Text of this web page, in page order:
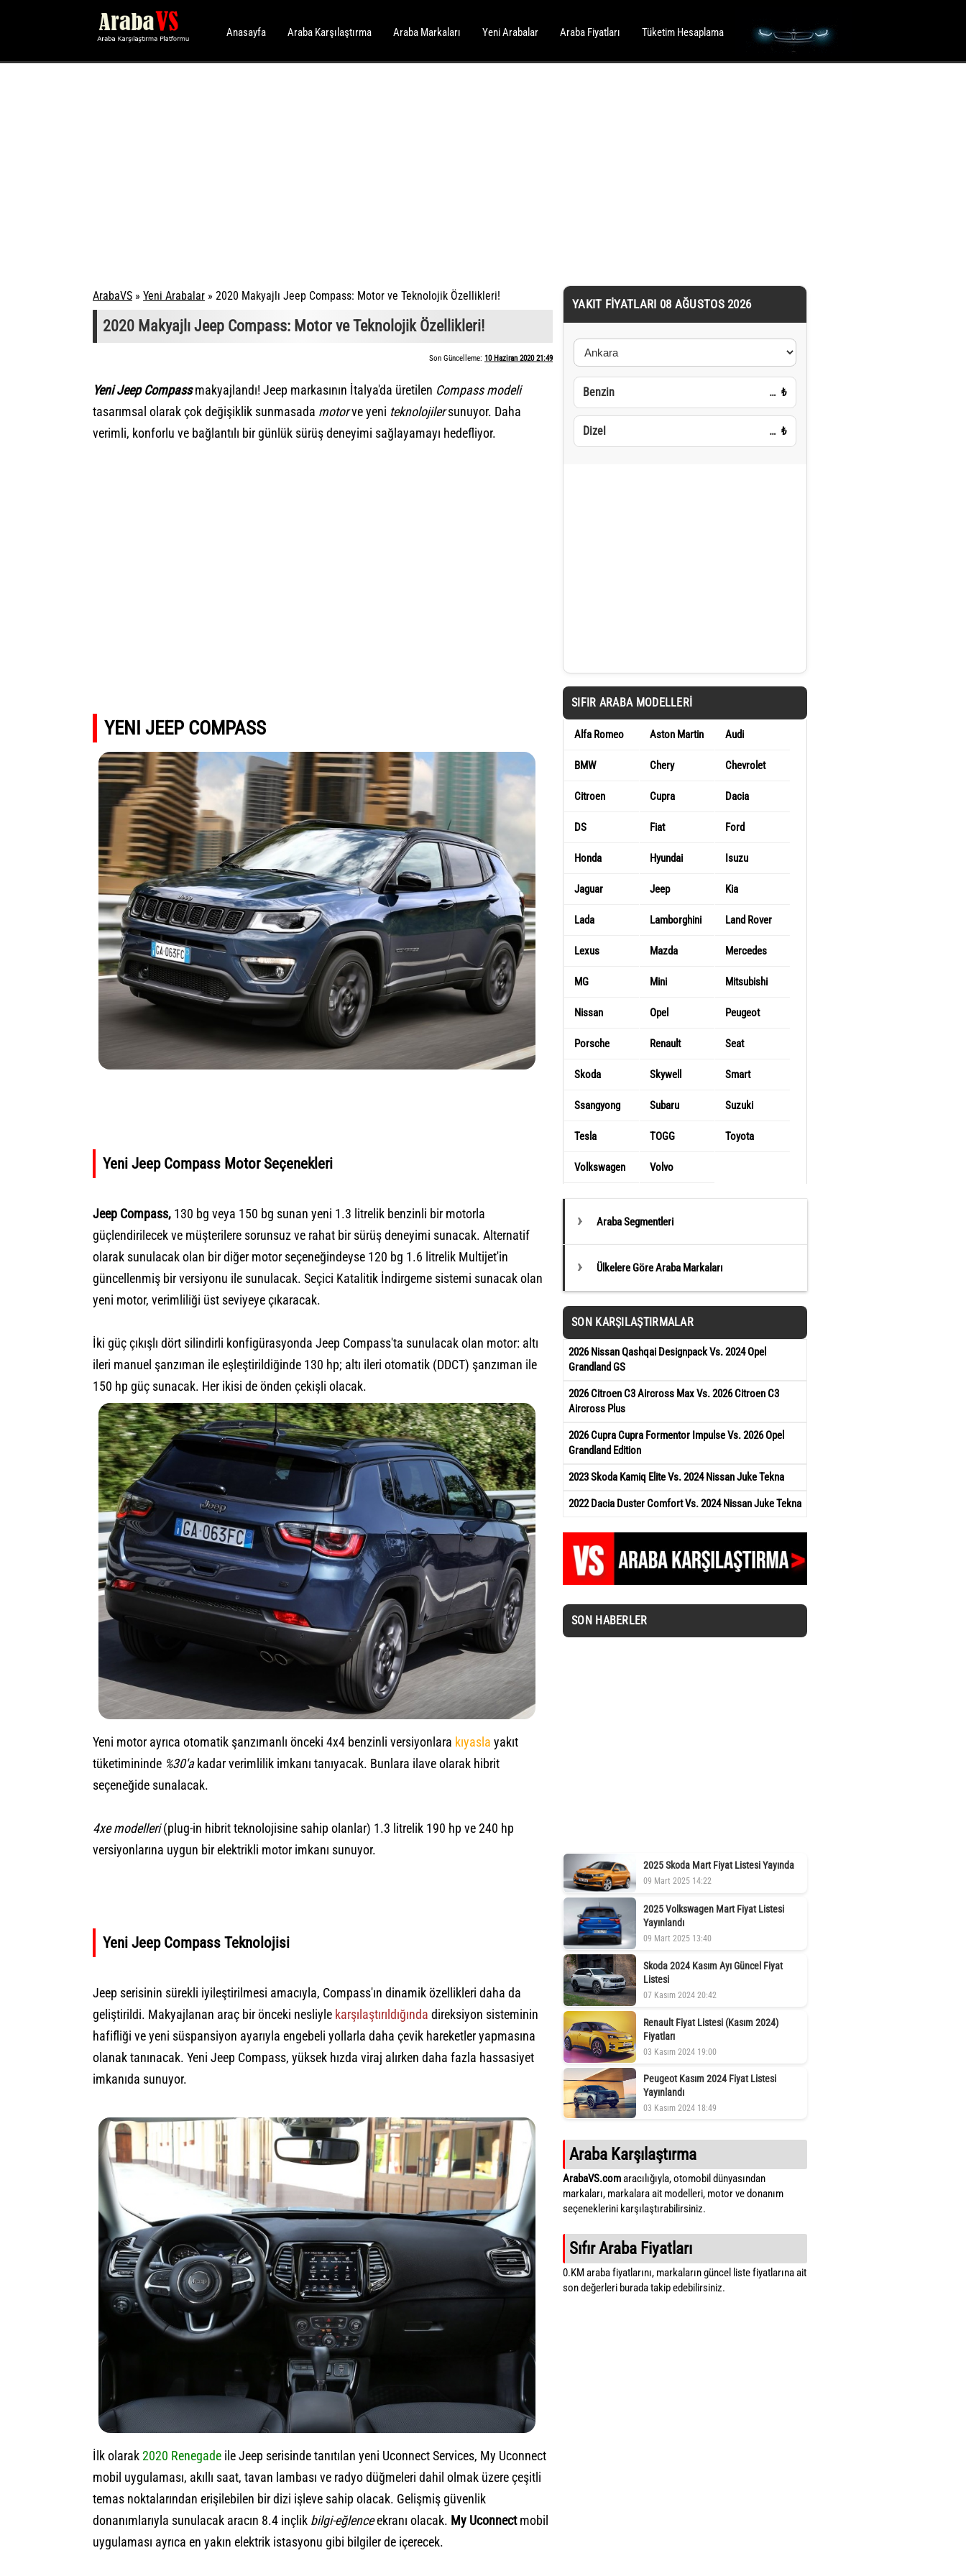
Anasayfa Araba Karşılaştırma Araba Markaları Yeni Arabalar Araba Fiyatları Tüketim Hesaplama
ArabaVS » Yeni Arabalar » 2020 Makyajlı Jeep Compass: Motor ve Teknolojik Özellikleri!
2020 Makyajlı Jeep Compass: Motor ve Teknolojik Özellikleri!
Son Güncelleme: 10 Haziran 2020 21:49
Yeni Jeep Compassmakyajlandı! Jeep markasının İtalya'da üretilen Compass modeli
tasarımsal olarak çok değişiklik sunmasada motorve yeni teknolojilersunuyor. Daha
verimli, konforlu ve bağlantılı bir günlük sürüş deneyimi sağlayamayı hedefliyor.
YENI JEEP COMPASS
Yeni Jeep Compass Motor Seçenekleri
Jeep Compass, 130 bg veya 150 bg sunan yeni 1.3 litrelik benzinli bir motorla
güçlendirilecek ve müşterilere sorunsuz ve rahat bir sürüş deneyimi sunacak. Alternatif
olarak sunulacak olan bir diğer motor seçeneğindeyse 120 bg 1.6 litrelik Multijet'in
güncellenmiş bir versiyonu ile sunulacak. Seçici Katalitik İndirgeme sistemi sunacak olan
yeni motor, verimliliği üst seviyeye çıkaracak.
İki güç çıkışlı dört silindirli konfigürasyonda Jeep Compass'ta sunulacak olan motor: altı
ileri manuel şanzıman ile eşleştirildiğinde 130 hp; altı ileri otomatik (DDCT) şanzıman ile
150 hp güç sunacak. Her ikisi de önden çekişli olacak.
Yeni motor ayrıca otomatik şanzımanlı önceki 4x4 benzinli versiyonlara kıyasla yakıt
tüketimininde %30'akadar verimlilik imkanı tanıyacak. Bunlara ilave olarak hibrit
seçeneğide sunalacak.
4xe modelleri(plug-in hibrit teknolojisine sahip olanlar) 1.3 litrelik 190 hp ve 240 hp
versiyonlarına uygun bir elektrikli motor imkanı sunuyor.
Yeni Jeep Compass Teknolojisi
Jeep serisinin sürekli iyileştirilmesi amacıyla, Compass'ın dinamik özellikleri daha da
geliştirildi. Makyajlanan araç bir önceki nesliyle karşılaştırıldığında direksiyon sisteminin
hafifliği ve yeni süspansiyon ayarıyla engebeli yollarla daha çevik hareketler yapmasına
olanak tanınacak. Yeni Jeep Compass, yüksek hızda viraj alırken daha fazla hassasiyet
imkanıda sunuyor.
İlk olarak2020 Renegade ile Jeep serisinde tanıtılan yeni Uconnect Services, My Uconnect
mobil uygulaması, akıllı saat, tavan lambası ve radyo düğmeleri dahil olmak üzere çeşitli
temas noktalarından erişilebilen bir dizi işleve sahip olacak. Gelişmiş güvenlik
donanımlarıyla sunulacak aracın 8.4 inçlik bilgi-eğlenceekranı olacak. My Uconnectmobil
uygulaması ayrıca en yakın elektrik istasyonu gibi bilgiler de içerecek.
YAKIT FIYATLARI 08 AĞUSTOS 2026
Benzin … ₺
Dizel … ₺
SIFIR ARABA MODELLERI
Alfa Romeo Aston Martin Audi
BMW Chery Chevrolet
Citroen Cupra Dacia
DS Fiat Ford
Honda Hyundai Isuzu
Jaguar Jeep Kia
Lada Lamborghini Land Rover
Lexus Mazda Mercedes
MG Mini Mitsubishi
Nissan Opel Peugeot
Porsche Renault Seat
Skoda Skywell Smart
Ssangyong Subaru Suzuki
Tesla TOGG Toyota
Volkswagen Volvo
Araba Segmentleri
Ülkelere Göre Araba Markaları
SON KARŞILAŞTIRMALAR
2026 Nissan Qashqai Designpack Vs. 2024 Opel
Grandland GS
2026 Citroen C3 Aircross Max Vs. 2026 Citroen C3
Aircross Plus
2026 Cupra Cupra Formentor Impulse Vs. 2026 Opel
Grandland Edition
2023 Skoda Kamiq Elite Vs. 2024 Nissan Juke Tekna
2022 Dacia Duster Comfort Vs. 2024 Nissan Juke Tekna
SON HABERLER
2025 Skoda Mart Fiyat Listesi Yayında
09 Mart 2025 14:22
2025 Volkswagen Mart Fiyat Listesi
Yayınlandı
09 Mart 2025 13:40
Skoda 2024 Kasım Ayı Güncel Fiyat
Listesi
07 Kasım 2024 20:42
Renault Fiyat Listesi (Kasım 2024)
Fiyatları
03 Kasım 2024 19:00
Peugeot Kasım 2024 Fiyat Listesi
Yayınlandı
03 Kasım 2024 18:49
Araba Karşılaştırma
ArabaVS.comaracılığıyla, otomobil dünyasından
markaları, markalara ait modelleri, motor ve donanım
seçeneklerini karşılaştırabilirsiniz.
Sıfır Araba Fiyatları
0.KM araba fiyatlarını, markaların güncel liste fiyatlarına ait
son değerleri burada takip edebilirsiniz.